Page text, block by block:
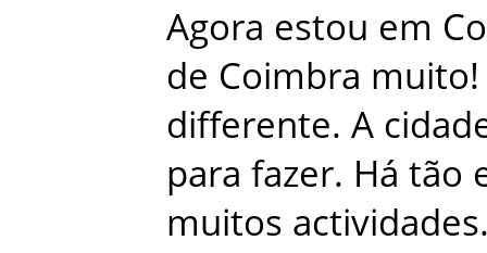
Agora estou em
de Coimbra muito!
differente. A
para fazer. Há tão
muitos actividades